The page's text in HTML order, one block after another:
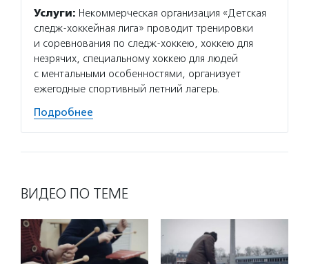
Услуги: Некоммерческая организация «Детская
следж-хоккейная лига» проводит тренировки
и соревнования по следж-хоккею, хоккею для
незрячих, специальному хоккею для людей
с ментальными особенностями, организует
ежегодные спортивный летний лагерь.
Подробнее
ВИДЕО ПО ТЕМЕ